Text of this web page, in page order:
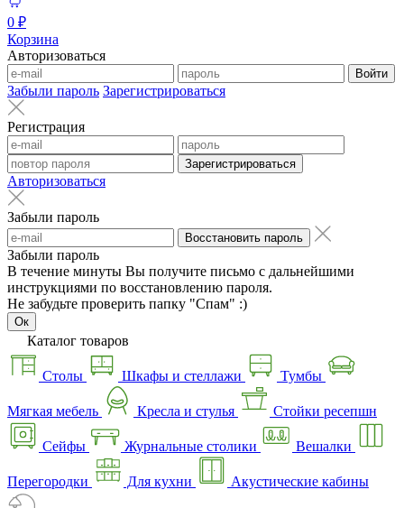
0 ₽
Корзина
Авторизоваться
Войти
Забыли пароль Зарегистрироваться
Регистрация
Зарегистрироваться
Авторизоваться
Забыли пароль
Восстановить пароль
Забыли пароль
В течение минуты Вы получите письмо с дальнейшими
инструкциями по восстановлению пароля.
Не забудьте проверить папку "Спам" :)
Ок
Каталог товаров
Столы Шкафы и стеллажи Тумбы
Мягкая мебель Кресла и стулья Стойки ресепшн
Сейфы Журнальные столики Вешалки
Перегородки Для кухни Акустические кабины